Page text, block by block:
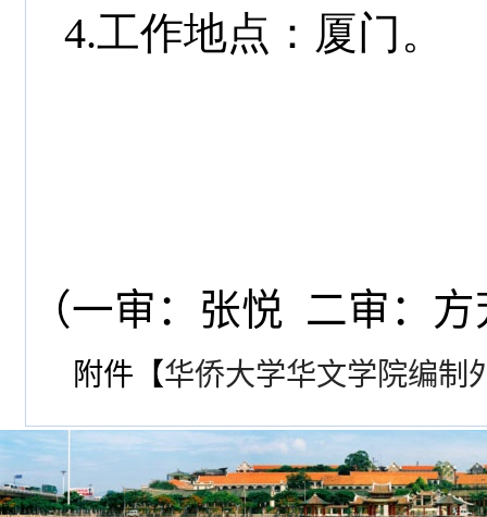
4.工作地点：厦门。
（一审：张悦 二审：
附件【华侨大学华文学院编制